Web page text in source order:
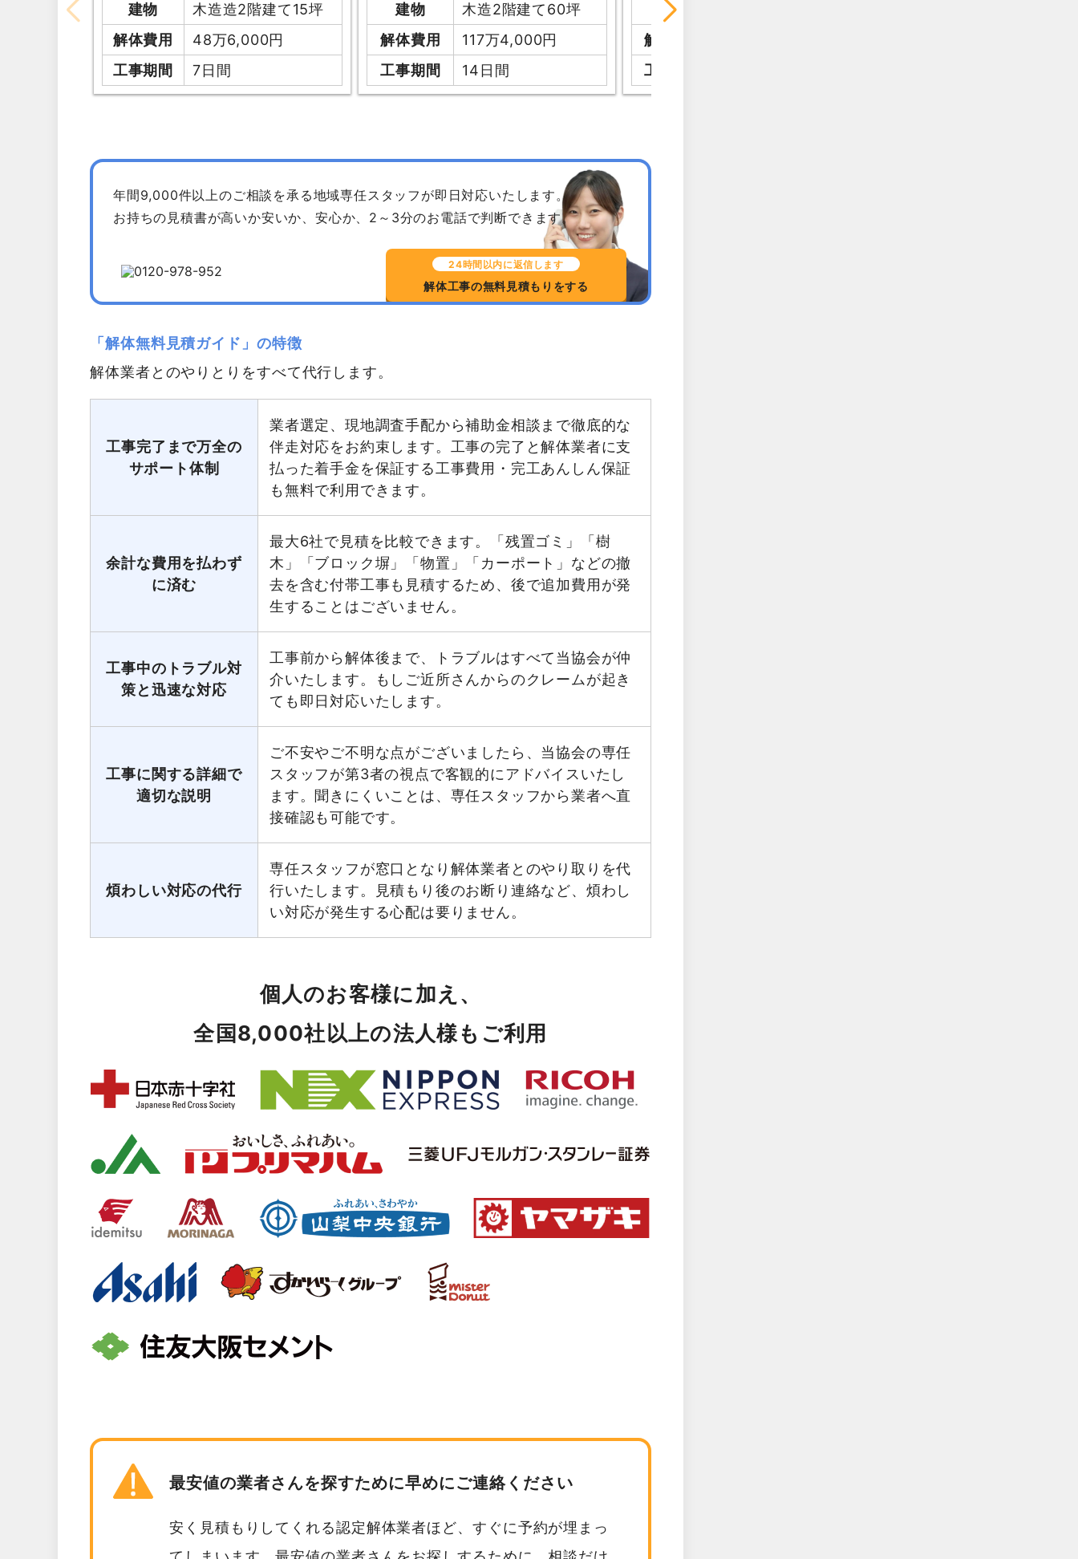
建物
木造造2階建て15坪
解体費用
48万6,000円
工事期間
7日間
建物
木造2階建て60坪
解体費用
117万4,000円
工事期間
14日間
建物
解体費用
工事期間
年間9,000件以上のご相談を承る地域専任スタッフが即日対応いたします。
お持ちの見積書が高いか安いか、安心か、2～3分のお電話で判断できます。
24時間以内に返信します
解体工事の無料見積もりをする
「解体無料見積ガイド」の特徴
解体業者とのやりとりをすべて代行します。
工事完了まで万全の
サポート体制
業者選定、現地調査手配から補助金相談まで徹底的な
伴走対応をお約束します。工事の完了と解体業者に支
払った着手金を保証する工事費用・完工あんしん保証
も無料で利用できます。
余計な費用を払わず
に済む
最大6社で見積を比較できます。「残置ゴミ」「樹
木」「ブロック塀」「物置」「カーポート」などの撤
去を含む付帯工事も見積するため、後で追加費用が発
生することはございません。
工事中のトラブル対
策と迅速な対応
工事前から解体後まで、トラブルはすべて当協会が仲
介いたします。もしご近所さんからのクレームが起き
ても即日対応いたします。
工事に関する詳細で
適切な説明
ご不安やご不明な点がございましたら、当協会の専任
スタッフが第3者の視点で客観的にアドバイスいたし
ます。聞きにくいことは、専任スタッフから業者へ直
接確認も可能です。
煩わしい対応の代行
専任スタッフが窓口となり解体業者とのやり取りを代
行いたします。見積もり後のお断り連絡など、煩わし
い対応が発生する心配は要りません。
個人のお客様に加え、
全国8,000社以上の法人様もご利用
最安値の業者さんを探すために早めにご連絡ください
安く見積もりしてくれる認定解体業者ほど、すぐに予約が埋まっ